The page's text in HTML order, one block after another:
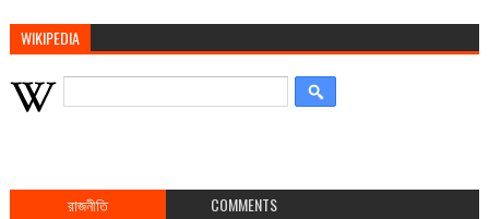
WIKIPEDIA
রাজনীতি COMMENTS